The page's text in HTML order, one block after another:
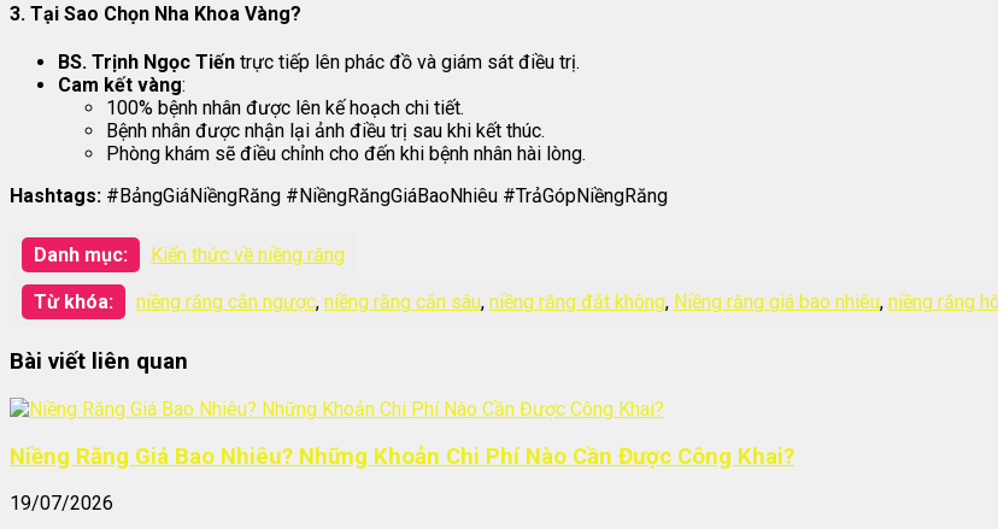
3. Tại Sao Chọn Nha Khoa Vàng?
BS. Trịnh Ngọc Tiến trực tiếp lên phác đồ và giám sát điều trị.
Cam kết vàng:
100% bệnh nhân được lên kế hoạch chi tiết.
Bệnh nhân được nhận lại ảnh điều trị sau khi kết thúc.
Phòng khám sẽ điều chỉnh cho đến khi bệnh nhân hài lòng.
Hashtags: #BảngGiáNiềngRăng #NiềngRăngGiáBaoNhiêu #TrảGópNiềngRăng
Danh mục: Kiến thức về niềng răng
Từ khóa: niềng răng cắn ngược, niềng răng cắn sâu, niềng răng đắt không, Niềng răng giá bao nhiêu, niềng răng
Bài viết liên quan
Niềng Răng Giá Bao Nhiêu? Những Khoản Chi Phí Nào Cần Được Công Khai?
19/07/2026